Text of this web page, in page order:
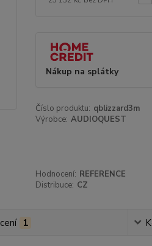
Nákup na splátky
Číslo produktu: qblizzard3m
Výrobce: AUDIOQUEST
Hodnocení: REFERENCE
Distribuce: CZ
1